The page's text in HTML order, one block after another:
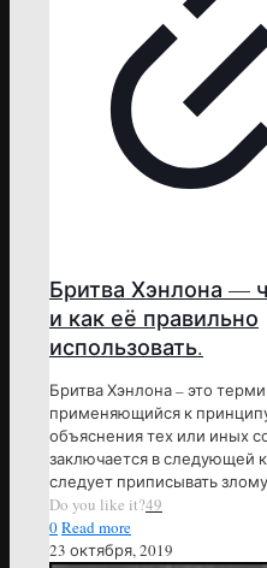
Бритва Хэнлона —
и как её правильно
использовать.
Бритва Хэнлона – это
применяющийся к
объяснения тех или иных
заключается в следующей
следует приписывать
Do you like it?49
0Read more
23 октября, 2019